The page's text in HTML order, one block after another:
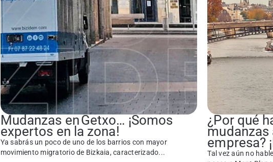
Mudanzas en Getxo… ¡Somos
expertos en la zona!
Ya sabrás un poco de uno de los barrios con mayor
movimiento migratorio de Bizkaia, caracterizado...
¿Por qué
mudanzas
empresa?
Tal vez aún no